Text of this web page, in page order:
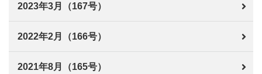
2023年3月（167号）
2022年2月（166号）
2021年8月（165号）